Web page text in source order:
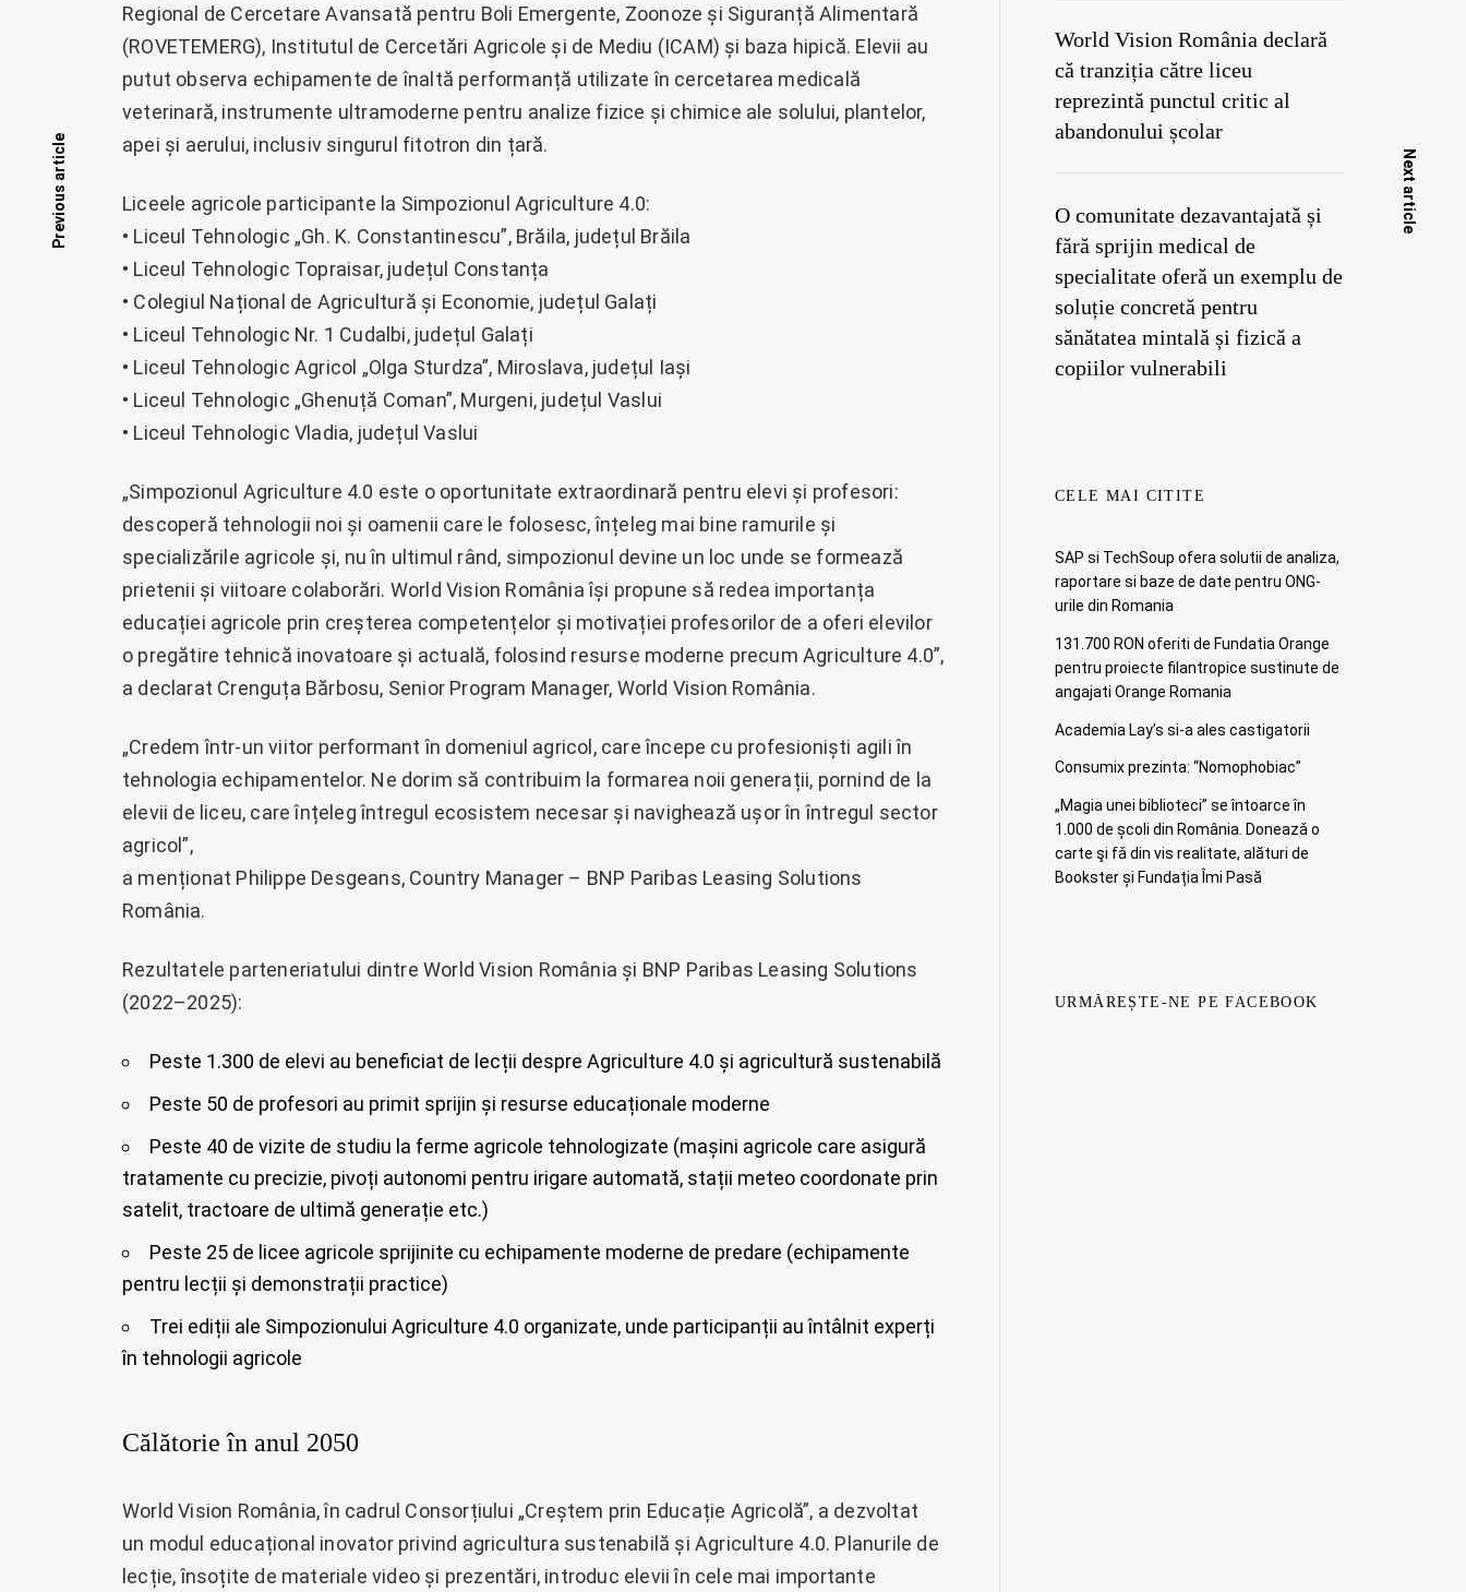
Regional de Cercetare Avansată pentru Boli Emergente, Zoonoze și Siguranță Alimentară
(ROVETEMERG), Institutul de Cercetări Agricole și de Mediu (ICAM) și baza hipică. Elevii au
putut observa echipamente de înaltă performanță utilizate în cercetarea medicală
veterinară, instrumente ultramoderne pentru analize fizice și chimice ale solului, plantelor,
apei și aerului, inclusiv singurul fitotron din țară.
Liceele agricole participante la Simpozionul Agriculture 4.0:
• Liceul Tehnologic „Gh. K. Constantinescu”, Brăila, județul Brăila
• Liceul Tehnologic Topraisar, județul Constanța
• Colegiul Național de Agricultură și Economie, județul Galați
• Liceul Tehnologic Nr. 1 Cudalbi, județul Galați
• Liceul Tehnologic Agricol „Olga Sturdza”, Miroslava, județul Iași
• Liceul Tehnologic „Ghenuță Coman”, Murgeni, județul Vaslui
• Liceul Tehnologic Vladia, județul Vaslui
„Simpozionul Agriculture 4.0 este o oportunitate extraordinară pentru elevi și profesori:
descoperă tehnologii noi și oamenii care le folosesc, înțeleg mai bine ramurile și
specializările agricole și, nu în ultimul rând, simpozionul devine un loc unde se formează
prietenii și viitoare colaborări. World Vision România își propune să redea importanța
educației agricole prin creșterea competențelor și motivației profesorilor de a oferi elevilor
o pregătire tehnică inovatoare și actuală, folosind resurse moderne precum Agriculture 4.0”,
a declarat Crenguța Bărbosu, Senior Program Manager, World Vision România.
„Credem într-un viitor performant în domeniul agricol, care începe cu profesioniști agili în
tehnologia echipamentelor. Ne dorim să contribuim la formarea noii generații, pornind de la
elevii de liceu, care înțeleg întregul ecosistem necesar și navighează ușor în întregul sector
agricol”,
a menționat Philippe Desgeans, Country Manager – BNP Paribas Leasing Solutions
România.
Rezultatele parteneriatului dintre World Vision România și BNP Paribas Leasing Solutions
(2022–2025):
Peste 1.300 de elevi au beneficiat de lecții despre Agriculture 4.0 și agricultură sustenabilă
Peste 50 de profesori au primit sprijin și resurse educaționale moderne
Peste 40 de vizite de studiu la ferme agricole tehnologizate (mașini agricole care asigură
tratamente cu precizie, pivoți autonomi pentru irigare automată, stații meteo coordonate prin
satelit, tractoare de ultimă generație etc.)
Peste 25 de licee agricole sprijinite cu echipamente moderne de predare (echipamente
pentru lecții și demonstrații practice)
Trei ediții ale Simpozionului Agriculture 4.0 organizate, unde participanții au întâlnit experți
în tehnologii agricole
Călătorie în anul 2050
World Vision România, în cadrul Consorțiului „Creștem prin Educație Agricolă”, a dezvoltat
un modul educațional inovator privind agricultura sustenabilă și Agriculture 4.0. Planurile de
lecție, însoțite de materiale video și prezentări, introduc elevii în cele mai importante
Posts
navigation
Previous article Next article
World Vision România declară
că tranziția către liceu
reprezintă punctul critic al
abandonului școlar
O comunitate dezavantajată și
fără sprijin medical de
specialitate oferă un exemplu de
soluție concretă pentru
sănătatea mintală și fizică a
copiilor vulnerabili
CELE MAI CITITE
SAP si TechSoup ofera solutii de analiza,
raportare si baze de date pentru ONG-
urile din Romania
131.700 RON oferiti de Fundatia Orange
pentru proiecte filantropice sustinute de
angajati Orange Romania
Academia Lay’s si-a ales castigatorii
Consumix prezinta: “Nomophobiac”
„Magia unei biblioteci” se întoarce în
1.000 de școli din România. Doneazǎ o
carte şi fǎ din vis realitate, alături de
Bookster și Fundația Îmi Pasă
URMĂREȘTE-NE PE FACEBOOK